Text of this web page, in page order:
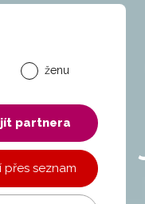
ženu
partnera
přes seznam